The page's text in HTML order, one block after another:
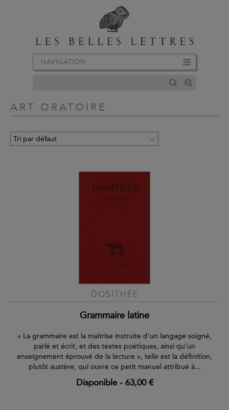
NAVIGATION
ART ORATOIRE
DOSITHÉE
Grammaire latine
« La grammaire est la maîtrise instruite d'un langage soigné,
parlé et écrit, et des textes poétiques, ainsi qu’un
enseignement éprouvé de la lecture », telle est la définition,
plutôt austère, qui ouvre ce petit manuel attribué à...
Disponible- 63,00 €